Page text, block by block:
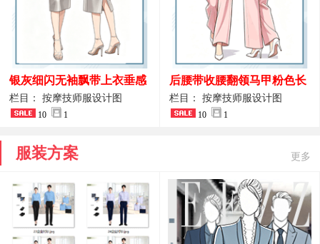
银灰细闪无袖飘带上衣垂感
开叉中长裙 星级酒店前厅礼
仪高级全套工作服
栏目： 按摩技师服设计图
10 1
后腰带收腰翻领马甲粉色长
裤套装 美容门店前台主管精
致高级工装
栏目： 按摩技师服设计图
10 1
服装方案 更多